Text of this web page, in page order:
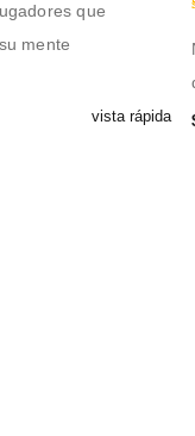
vista rápida
que
mente